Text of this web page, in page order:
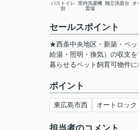
バストイレ
別
室内洗濯機
置場
独立洗面台
オ
セールスポイント
★西条中央地区・新築・ペ
給湯・照明・換気）の収支
暮らせるペット飼育可物件
ポイント
東広島市西 オートロック
担当者のコメント